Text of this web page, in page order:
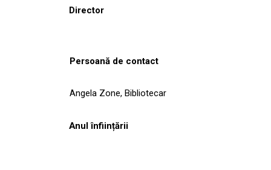
Director
Persoană de contact
Angela Zone, Bibliotecar
Anul înființării